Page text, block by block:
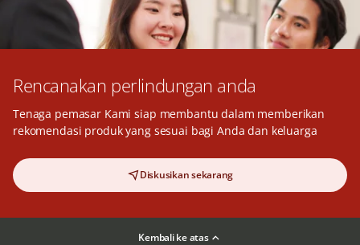
Rencanakan perlindungan anda
Tenaga pemasar Kami siap membantu dalam memberikan
rekomendasi produk yang sesuai bagi Anda dan keluarga
Diskusikan sekarang
Kembali ke atas